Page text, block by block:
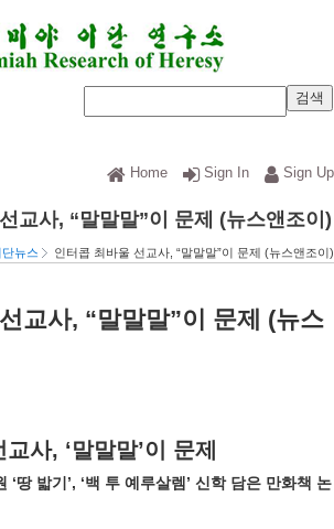
Home Sign In Sign Up
교사, “말말말”이 문제 (뉴스앤조이)
단뉴스 인터콥 최바울 선교사, “말말말”이 문제 (뉴스앤조이)
교사, “말말말”이 문제 (뉴스
사, ‘말말말’이 문제
‘땅 밟기’, ‘백 투 예루살렘’ 신학 담은 만화책 논